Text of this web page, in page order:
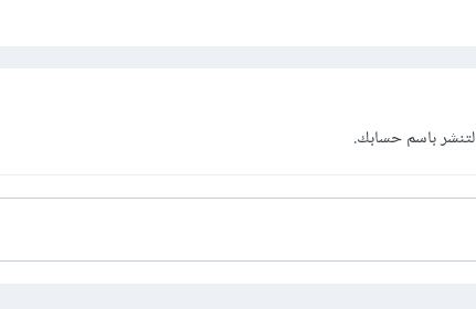
لتنشر باسم حسابك.